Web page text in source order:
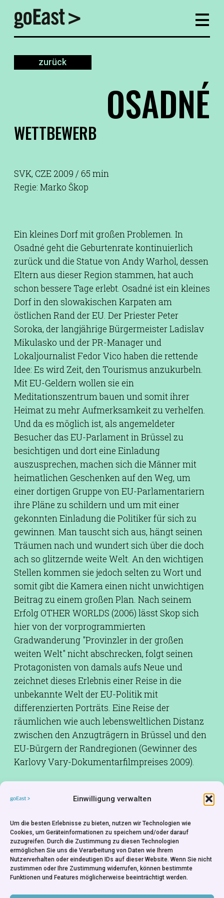
Einwilligung verwalten
Um die besten Erlebnisse zu bieten, nutzen wir Technologien wie
Cookies, um Geräteinformationen zu speichern und/oder darauf
zuzugreifen. Durch die Zustimmung zu diesen Technologien
ermöglichen Sie uns die Verarbeitung von Daten wie Ihrem
Nutzerverhalten oder eindeutigen IDs auf dieser Website. Wenn Sie nicht
zustimmen oder Ihre Zustimmung widerrufen, können bestimmte
Funktionen und Features möglicherweise beeinträchtigt werden.
zurück
OSADNÉ
WETTBEWERB
SVK, CZE 2009 / 65 min
Regie: Marko Škop
Ein kleines Dorf mit großen Problemen. In
Osadné geht die Geburtenrate kontinuierlich
zurück und die Statue von Andy Warhol, dessen
Eltern aus dieser Region stammen, hat auch
schon bessere Tage erlebt. Osadné ist ein kleines
Dorf in den slowakischen Karpaten am
östlichen Rand der EU. Der Priester Peter
Soroka, der langjährige Bürgermeister Ladislav
Mikulasko und der PR-Manager und
Lokaljournalist Fedor Vico haben die rettende
Idee: Es wird Zeit, den Tourismus anzukurbeln.
Mit EU-Geldern wollen sie ein
Meditationszentrum bauen und somit ihrer
Heimat zu mehr Aufmerksamkeit zu verhelfen.
Und da es möglich ist, als angemeldeter
Besucher das EU-Parlament in Brüssel zu
besichtigen und dort eine Einladung
auszusprechen, machen sich die Männer mit
heimatlichen Geschenken auf den Weg, um
einer dortigen Gruppe von EU-Parlamentariern
ihre Pläne zu schildern und um mit einer
gekonnten Einladung die Politiker für sich zu
gewinnen. Man tauscht sich aus, hängt seinen
Träumen nach und wundert sich über die doch
ach so glitzernde weite Welt. An den wichtigen
Stellen kommen sie jedoch selten zu Wort und
somit gibt die Kamera einen nicht unwichtigen
Beitrag zu einem großen Plan. Nach seinem
Erfolg OTHER WORLDS (2006) lässt Skop sich
hier von der vorprogrammierten
Gradwanderung "Provinzler in der großen
weiten Welt" nicht abschrecken, folgt seinen
Protagonisten von damals aufs Neue und
zeichnet dieses Erlebnis einer Reise in die
unbekannte Welt der EU-Politik mit
differenzierten Porträts. Eine Reise der
räumlichen wie auch lebensweltlichen Distanz
zwischen den Anzugträgern in Brüssel und den
EU-Bürgern der Randregionen (Gewinner des
Karlovy Vary-Dokumentarfilmpreises 2009).
Kamera:
Ján Meliš
Produktion:Marko Škop,Ján Meliš,František
Krähenbiel,Filip Remunda
Produktionsfirma:Artileria Production -
Slovakia,Hypermarket Film - Czech